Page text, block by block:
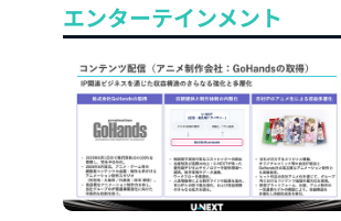
エンターテインメント